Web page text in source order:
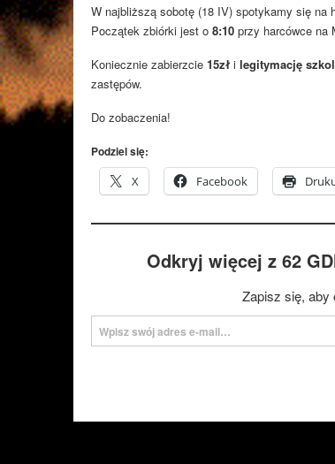
W najbliższą sobotę (18 IV) spotykamy się na
Początek zbiórki jest o 8:10 przy harcówce na
Koniecznie zabierzcie 15zł i legitymację
zastępów.
Do zobaczenia!
Podziel się:
X
Facebook
Odkryj więcej z 62
Zapisz się, aby
Wpisz swój adres e-mail…